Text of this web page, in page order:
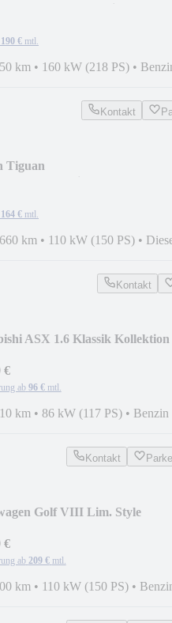
190 € mtl.
km • 160 kW (218 PS) •
Kontakt
Tiguan
164 € mtl.
km • 110 kW (150 PS) •
Kontakt
ASX 1.6 Klassik Kollektion
€
ab 96 € mtl.
km • 86 kW (117 PS) • Benzin
Kontakt
Golf VIII Lim. Style
€
ab 209 € mtl.
km • 110 kW (150 PS) •